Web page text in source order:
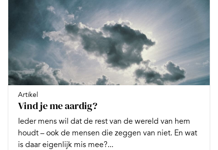
Artikel
Vind je me aardig?
Ieder mens wil dat de rest van de wereld van hem
houdt – ook de mensen die zeggen van niet. En wat
is daar eigenlijk mis mee?...